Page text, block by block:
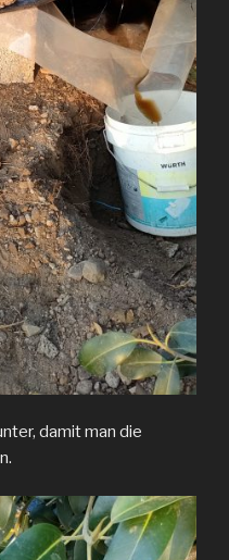
damit man die